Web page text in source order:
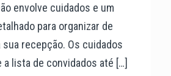
envolve cuidados e um
para organizar de
sua recepção. Os cuidados
a lista de convidados até […]